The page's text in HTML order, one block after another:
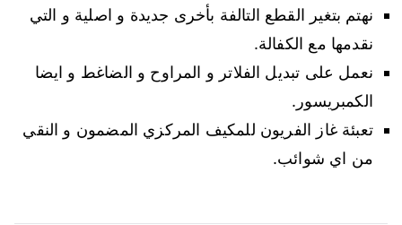
نهتم بتغير القطع التالفة بأخرى جديدة و اصلية و التي
نقدمها مع الكفالة.
نعمل على تبديل الفلاتر و المراوح و الضاغط و ايضا
الكمبريسور.
تعبئة غاز الفريون للمكيف المركزي المضمون و النقي
من اي شوائب.